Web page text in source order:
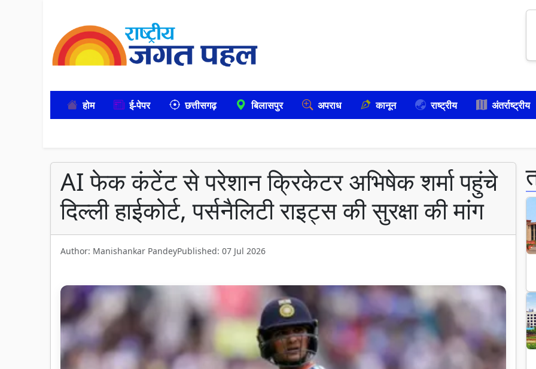
होम ई-पेपर छत्तीसगढ़ बिलासपुर अपराध कानून राष्ट्रीय अंतर्राष्ट्रीय
AI फेक कंटेंट से परेशान क्रिकेटर अभिषेक शर्मा पहुंचे
दिल्ली हाईकोर्ट, पर्सनैलिटी राइट्स की सुरक्षा की मांग
Author: Manishankar PandeyPublished: 07 Jul 2026